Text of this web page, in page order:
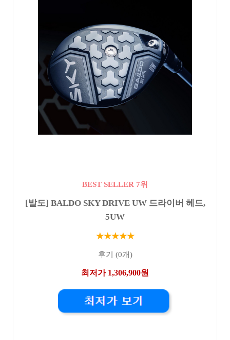
BEST SELLER 7위
[발도] BALDO SKY DRIVE UW 드라이버 헤드,
5UW
★★★★★
후기 (0개)
최저가 1,306,900원